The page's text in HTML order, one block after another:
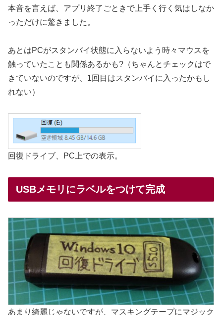
本音を言えば、アプリ終了ごときで上手く行く気はしなか
っただけに驚きました。
あとはPCがスタンバイ状態に入らないよう時々マウスを
触っていたことも関係あるかも?（ちゃんとチェックはで
きていないのですが、1回目はスタンバイに入ったかもし
れない）
回復ドライブ、PC上での表示。
USBメモリにラベルをつけて完成
あまり綺麗じゃないですが、マスキングテープにマジック